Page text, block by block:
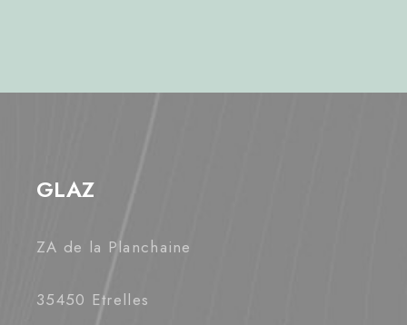
GLAZ
ZA de la Planchaine
35450 Etrelles